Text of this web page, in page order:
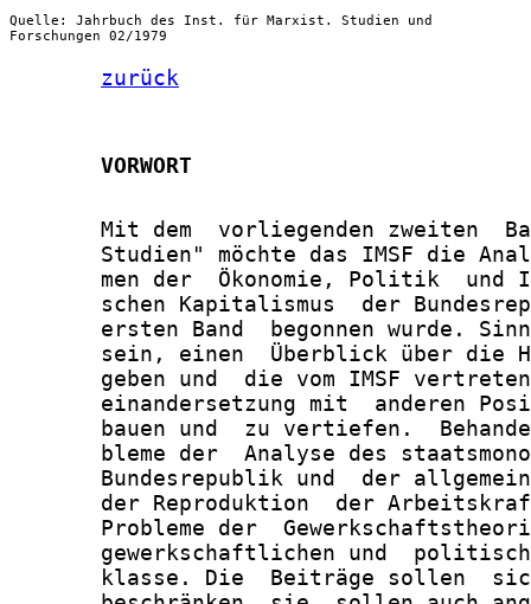
Quelle: Jahrbuch des Inst. für Marxist. Studien und
Forschungen 02/1979
zurück
       VORWORT
Mit dem  vorliegenden zweiten
Studien" möchte das IMSF die
men der  Ökonomie, Politik  und
schen Kapitalismus  der
ersten Band  begonnen wurde.
sein, einen  Überblick über die
geben und  die vom IMSF
einandersetzung mit  anderen
bauen und  zu vertiefen.
bleme der  Analyse des
Bundesrepublik und  der
der Reproduktion  der
Probleme der
gewerkschaftlichen und
klasse. Die  Beiträge sollen